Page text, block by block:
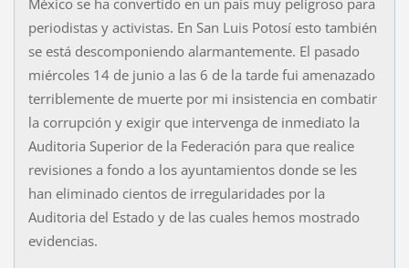
México se ha convertido en un país muy peligroso para
periodistas y activistas. En San Luis Potosí esto también
se está descomponiendo alarmantemente. El pasado
miércoles 14 de junio a las 6 de la tarde fui amenazado
terriblemente de muerte por mi insistencia en combatir
la corrupción y exigir que intervenga de inmediato la
Auditoria Superior de la Federación para que realice
revisiones a fondo a los ayuntamientos donde se les
han eliminado cientos de irregularidades por la
Auditoria del Estado y de las cuales hemos mostrado
evidencias.